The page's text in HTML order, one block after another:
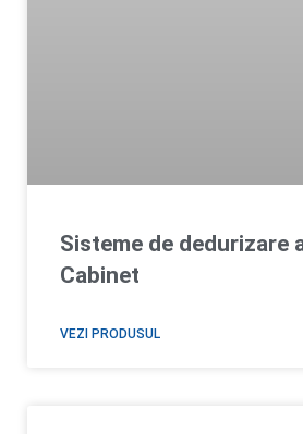
Sisteme de dedurizare
Cabinet
VEZI PRODUSUL